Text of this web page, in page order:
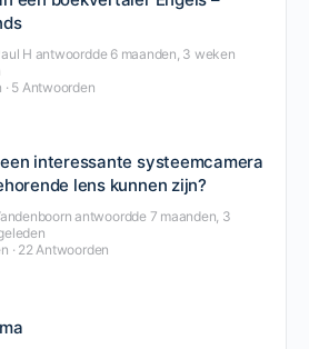
H antwoordde 6 maanden, 3 weken
· 5 Antwoorden
interessante systeemcamera
lens kunnen zijn?
antwoordde 7 maanden, 3
· 22 Antwoorden